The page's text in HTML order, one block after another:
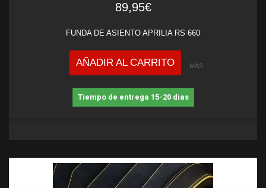
89,95€
FUNDA DE ASIENTO APRILIA RS 660
AÑADIR AL CARRITO MÁS
Tiempo de entrega 15-20 dias